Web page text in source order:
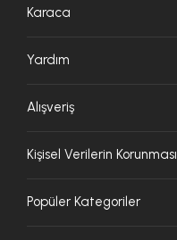
Karaca
Yardım
Alışveriş
Kişisel Verilerin Korunması
Popüler Kategoriler